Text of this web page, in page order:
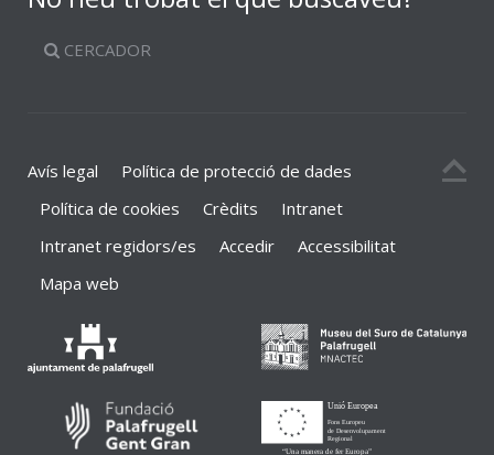
CERCADOR
Avís legal
Política de protecció de dades
Política de cookies
Crèdits
Intranet
Intranet regidors/es
Accedir
Accessibilitat
Mapa web